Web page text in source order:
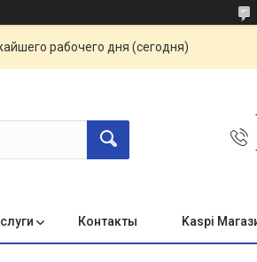
рабочего дня (сегодня)
Контакты Kaspi